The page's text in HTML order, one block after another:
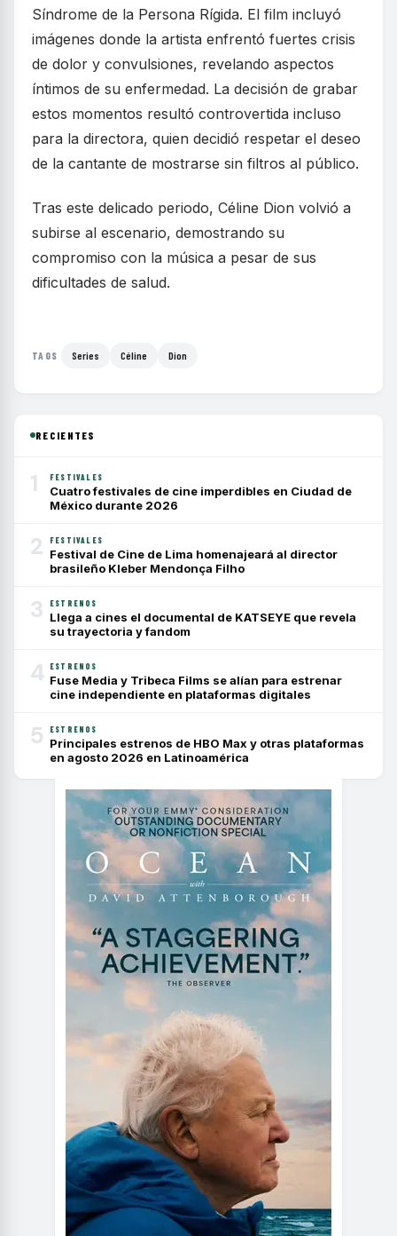
Síndrome de la Persona Rígida. El film incluyó
imágenes donde la artista enfrentó fuertes crisis
de dolor y convulsiones, revelando aspectos
íntimos de su enfermedad. La decisión de grabar
estos momentos resultó controvertida incluso
para la directora, quien decidió respetar el deseo
de la cantante de mostrarse sin filtros al público.
Tras este delicado periodo, Céline Dion volvió a
subirse al escenario, demostrando su
compromiso con la música a pesar de sus
dificultades de salud.
TAGS Series Céline Dion
RECIENTES
1 FESTIVALES
Cuatro festivales de cine imperdibles en Ciudad de
México durante 2026
2 FESTIVALES
Festival de Cine de Lima homenajeará al director
brasileño Kleber Mendonça Filho
3 ESTRENOS
Llega a cines el documental de KATSEYE que revela
su trayectoria y fandom
4 ESTRENOS
Fuse Media y Tribeca Films se alían para estrenar
cine independiente en plataformas digitales
5 ESTRENOS
Principales estrenos de HBO Max y otras plataformas
en agosto 2026 en Latinoamérica